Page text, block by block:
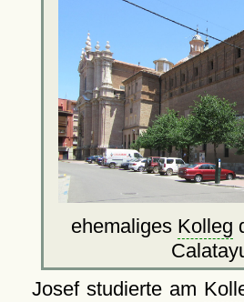
ehemaliges Kolleg
Josef studierte am